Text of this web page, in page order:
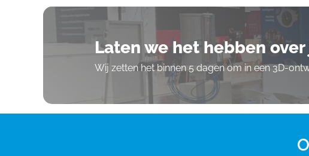
Laten we het hebben
Wij zetten het binnen 5 dagen om in een 3D-